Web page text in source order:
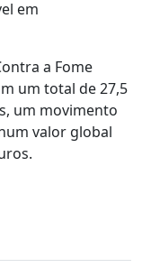
em
a Fome
um total de 27,5
um movimento
valor global